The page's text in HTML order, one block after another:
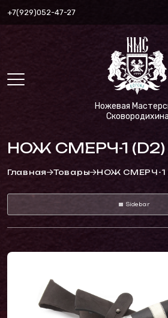
+7(929)052-47-27
Ножевая
Сковородихина
НОЖ СМЕРЧ-1 (D2)
Главная Товары НОЖ СМЕРЧ-1
Sidebar